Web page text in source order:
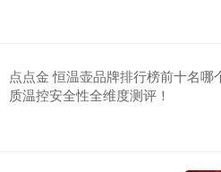
点点金 恒温壶品牌排行榜前十名哪
质温控安全性全维度测评！